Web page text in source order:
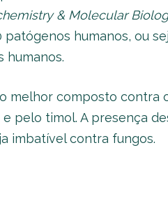
& Molecular
humanos, ou
humanos.
melhor composto contra
pelo timol. A presença
imbatível contra fungos.